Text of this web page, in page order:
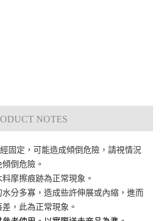
NOTES
固定，可能造成傾倒危險，請視情況
倒危險。
摩擦痕跡為正常現象。
分多寡，造成些許伸展或內縮，進而
，此為正常現象。